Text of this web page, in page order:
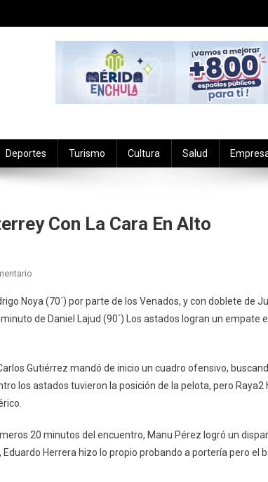
Deportes Turismo Cultura Salud
Con La Cara En Alto
Venados
Empatan
Con
La
Alto
Noya (70´) por parte de los Venados, y con doblete de
de Daniel Lajud (90´) Los astados logran un empate
Gutiérrez mandó de inicio un cuadro ofensivo,
los astados tuvieron la posición de la pelota, pero Raya2
20 minutos del encuentro, Manu Pérez logró un
Herrera hizo lo propio probando a portería pero el